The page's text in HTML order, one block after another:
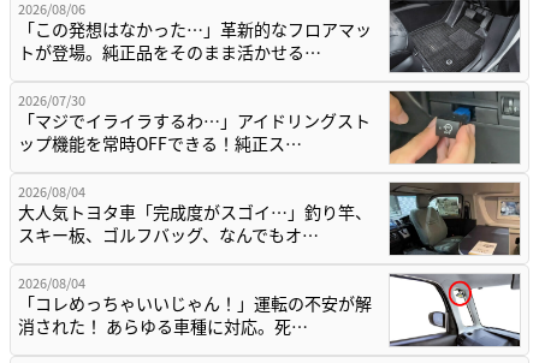
2026/08/06
「この発想はなかった…」革新的なフロアマッ
トが登場。純正品をそのまま活かせる…
2026/07/30
「マジでイライラするわ…」アイドリングスト
ップ機能を常時OFFできる！純正ス…
2026/08/04
大人気トヨタ車「完成度がスゴイ…」釣り竿、
スキー板、ゴルフバッグ、なんでもオ…
2026/08/04
「コレめっちゃいいじゃん！」運転の不安が解
消された！ あらゆる車種に対応。死…